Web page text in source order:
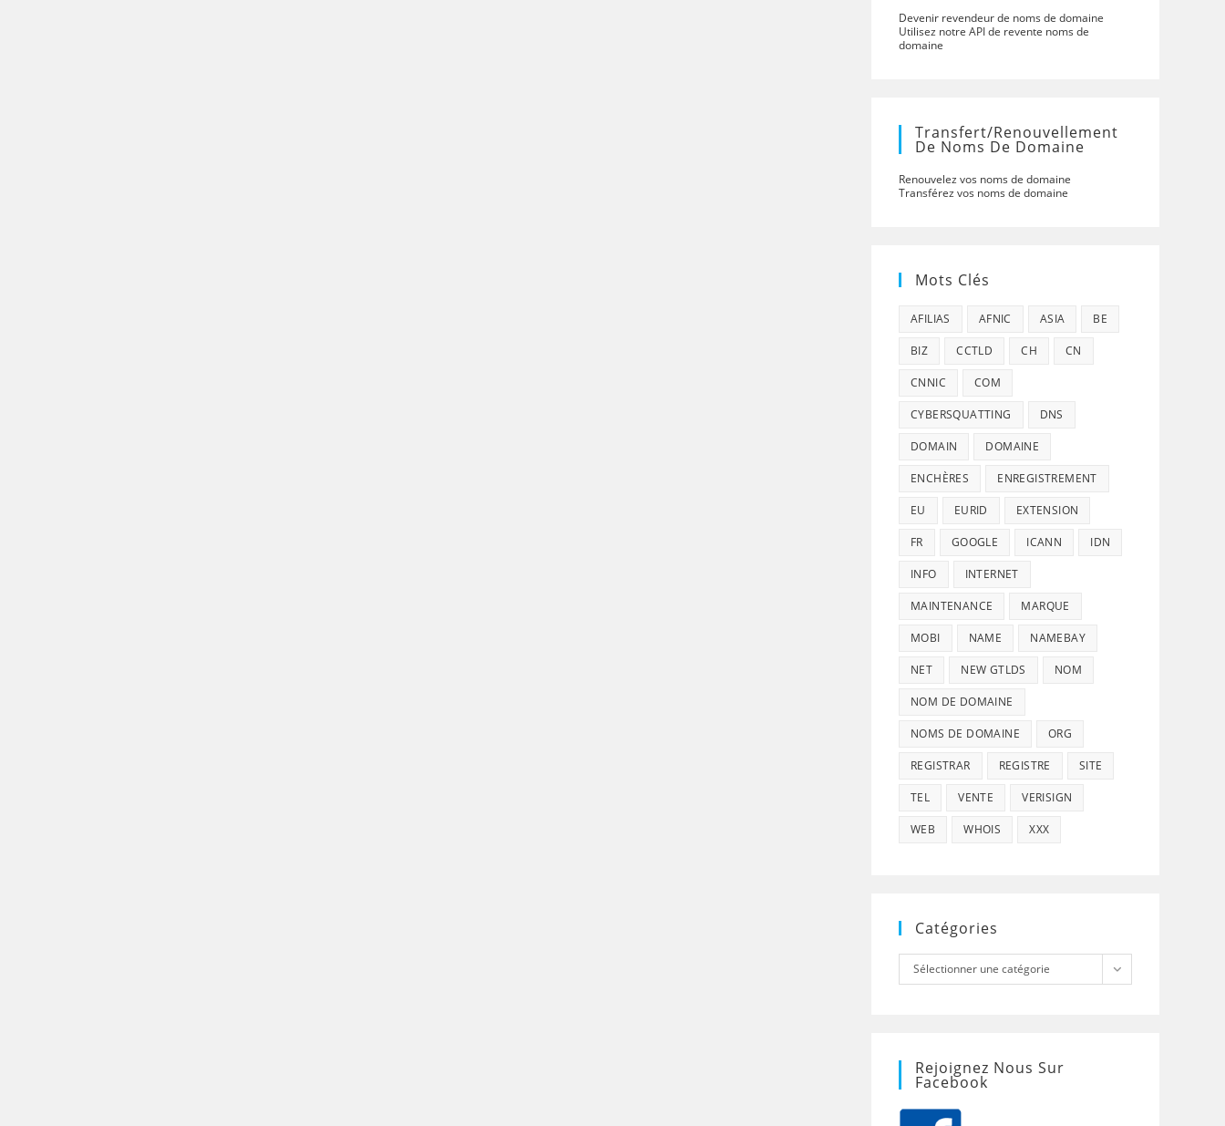
Devenir revendeur de noms de domaine
Utilisez notre API de revente noms de
domaine
Transfert/renouvellement
De Noms De Domaine
Renouvelez vos noms de domaine
Transférez vos noms de domaine
Mots Clés
AFILIAS AFNIC ASIA BE
BIZ CCTLD CH CN
CNNIC COM
CYBERSQUATTING DNS
DOMAIN DOMAINE
ENCHÈRES ENREGISTREMENT
EU EURID EXTENSION
FR GOOGLE ICANN IDN
INFO INTERNET
MAINTENANCE MARQUE
MOBI NAME NAMEBAY
NET NEW GTLDS NOM
NOM DE DOMAINE
NOMS DE DOMAINE ORG
REGISTRAR REGISTRE SITE
TEL VENTE VERISIGN
WEB WHOIS XXX
Catégories
Catégories
Sélectionner une catégorie
Rejoignez Nous Sur
Facebook